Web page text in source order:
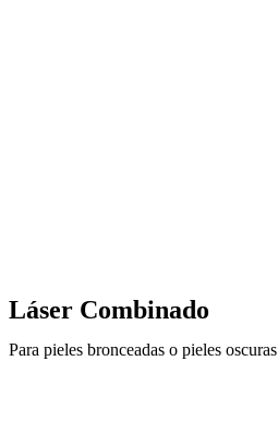
Láser Combinado
Para pieles bronceadas o pieles oscuras